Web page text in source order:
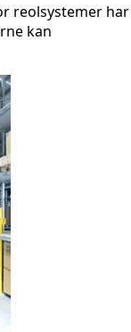
reolsystemer har
kan